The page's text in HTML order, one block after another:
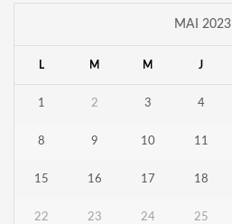
MAI 2023
L M M J
1 2 3 4
8 9 10 11
15 16 17 18
22 23 24 25